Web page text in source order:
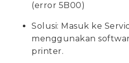
(error 5B00)
Solusi: Masuk ke
menggunakan
printer.